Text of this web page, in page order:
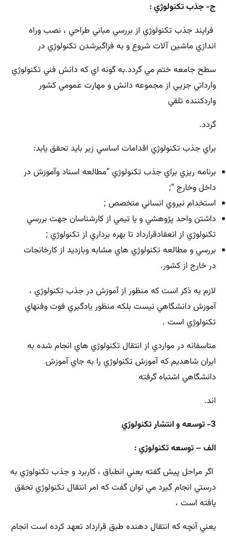
ج- جذب تكنولوژي :
فرايند جذب تكنولوژي از بررسي مباني طراحي ، نصب وراه
اندازي ماشين آلات شروع و به فراگيرشدن تكنولوژي در
سطح جامعه ختم مي گردد.به گونه اي كه دانش فني تكنولوژي
وارداتي جزيي از مجموعه دانش و مهارت عمومي كشور
واردكننده تلقي
گردد.
براي جذب تكنولوژي اقدامات اساسي زير بايد تحقق يابد:
برنامه ريزي براي جذب تكنولوژي “مطالعه اسناد وآموزش در
داخل وخارج “;
استخدام نيروي انساني متخصص ;
داشتن واحد پژوهشي و يا تيمي از كارشناسان جهت بررسي
تكنولوژي از انعقادقرارداد تا بهره برداري از تكنولوژي ;
بررسي و مطالعه تكنولوژي هاي مشابه وبازديد از كارخانجات
در خارج از كشور.
لازم به ذكر است كه منظور از آموزش در جذب تكنولوژي ،
آموزش دانشگاهي نيست بلكه منظور يادگيري فوت وفنهاي
تكنولوژي است .
متاسفانه در مواردي از انتقال تكنولوژي هاي انجام شده به
ايران شاهديم كه آموزش تكنولوژي را به جاي آموزش
دانشگاهي اشتباه گرفته
اند.
3- توسعه و انتشار تكنولوژي
الف – توسعه تكنولوژي :
اگر مراحل پيش گفته يعني انطباق ، كاربرد و جذب تكنولوژي به
درستي انجام گيرد مي توان گفت كه امر انتقال تكنولوژي تحقق
يافته است ،
يعني آنچه كه انتقال دهنده طبق قرارداد تعهد كرده است انجام